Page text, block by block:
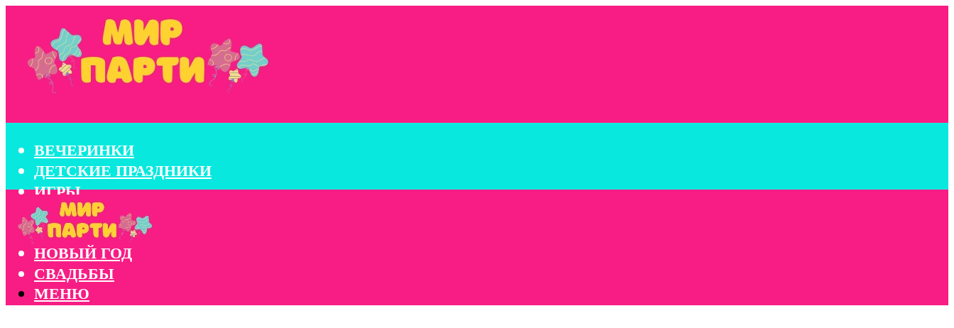
ВЕЧЕРИНКИ
ДЕТСКИЕ ПРАЗДНИКИ
ИГРЫ
КОНКУРСЫ
КОРПОРАТИВЫ
НОВЫЙ ГОД
СВАДЬБЫ
МЕНЮ